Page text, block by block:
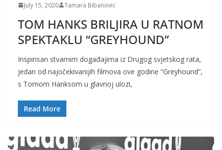
July 15, 2020 Tamara Bibanovic
TOM HANKS BRILJIRA U RATNOM
SPEKTAKLU “GREYHOUND”
Inspirisan stvarnim događajima iz Drugog svjetskog rata,
jedan od najočekivanijih filmova ove godine “Greyhound”,
s Tomom Hanksom u glavnoj ulozi,
Read More